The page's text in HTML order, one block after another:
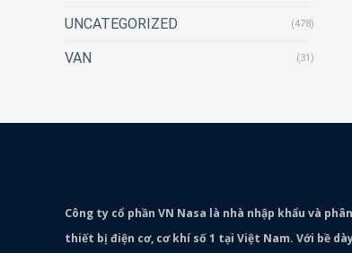
UNCATEGORIZED (478)
VAN (31)
Công ty cổ phần VN Nasa là nhà nhập khẩu và
thiết bị điện cơ, cơ khí số 1 tại Việt Nam. Với bề